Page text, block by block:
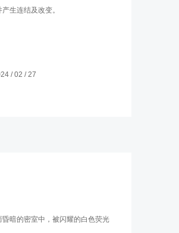
生连结及改变。
/ 02 / 27
昏暗的密室中，被闪耀的白色荧光